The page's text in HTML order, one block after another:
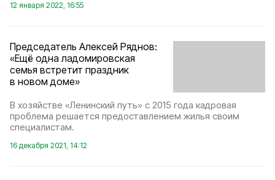
12 января 2022, 16:55
Председатель Алексей Ряднов:
«Ещё одна ладомировская
семья встретит праздник
в новом доме»
В хозяйстве «Ленинский путь» с 2015 года кадровая
проблема решается предоставлением жилья своим
специалистам.
16 декабря 2021, 14:12